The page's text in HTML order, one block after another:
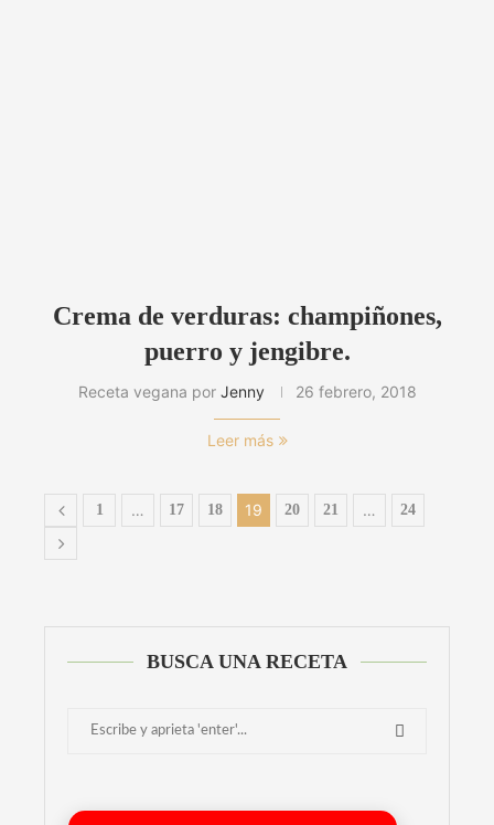
Crema de verduras: champiñones,
puerro y jengibre.
Receta vegana por Jenny 26 febrero, 2018
Leer más
1 … 17 18 19 20 21 … 24
BUSCA UNA RECETA